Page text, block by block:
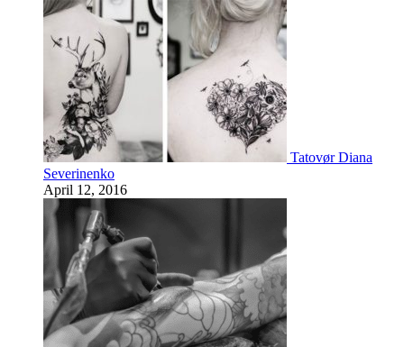
Tatovør Diana
Severinenko
April 12, 2016